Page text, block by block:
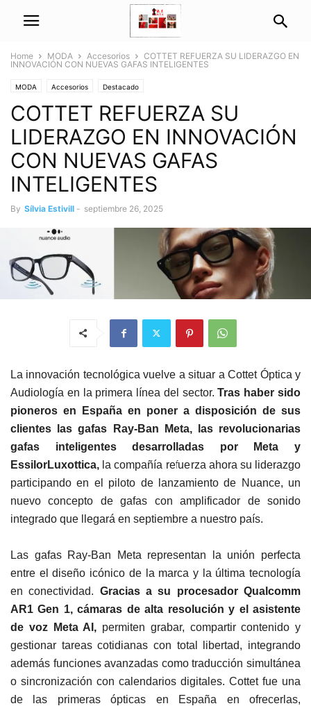
Home MODA Accesorios
COTTET REFUERZA SU LIDERAZGO EN
INNOVACIÓN CON NUEVAS GAFAS INTELIGENTES
MODA Accesorios Destacado
COTTET REFUERZA SU
LIDERAZGO EN INNOVACIÓN
CON NUEVAS GAFAS
INTELIGENTES
By Sílvia Estivill - septiembre 26, 2025
La innovación tecnológica vuelve a situar a Cottet Óptica y
Audiología en la primera línea del sector.Tras haber sido
pioneros en España en poner a disposición de sus
clientes las gafas Ray-Ban Meta, las revolucionarias
gafas inteligentes desarrolladas por Meta y
EssilorLuxottica, la compañía refuerza ahora su liderazgo
participando en el piloto de lanzamiento de Nuance, un
nuevo concepto de gafas con amplificador de sonido
integrado que llegará en septiembre a nuestro país.
Las gafas Ray-Ban Meta representan la unión perfecta
entre el diseño icónico de la marca y la última tecnología
en conectividad. Gracias a su procesador Qualcomm
AR1 Gen 1, cámaras de alta resolución y el asistente
de voz Meta AI, permiten grabar, compartir contenido y
gestionar tareas cotidianas con total libertad, integrando
además funciones avanzadas como traducción simultánea
o sincronización con calendarios digitales. Cottet fue una
de las primeras ópticas en España en ofrecerlas,